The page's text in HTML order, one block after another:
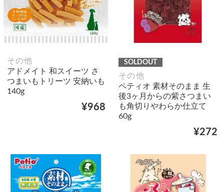
その他
アドメイト 和スイーツ さ
つまいもトリーツ 安納いも
140g
¥968
SOLDOUT
その他
ペティオ 素材そのまま 生
後3ヶ月からの紫さつまい
も角切りやわらか仕立て
60g
¥272